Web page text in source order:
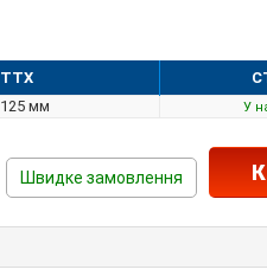
ТТХ
125 мм У
Швидке замовлення